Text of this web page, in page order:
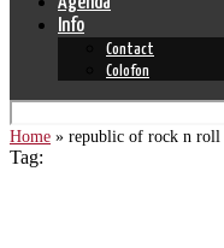
Info
Contact
Colofon
Home » republic of rock n roll
Tag: